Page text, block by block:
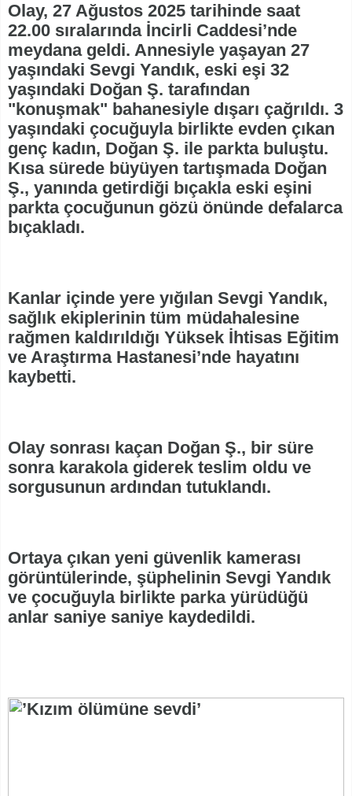
Olay, 27 Ağustos 2025 tarihinde saat
22.00 sıralarında İncirli Caddesi’nde
meydana geldi. Annesiyle yaşayan 27
yaşındaki Sevgi Yandık, eski eşi 32
yaşındaki Doğan Ş. tarafından
"konuşmak" bahanesiyle dışarı çağrıldı. 3
yaşındaki çocuğuyla birlikte evden çıkan
genç kadın, Doğan Ş. ile parkta buluştu.
Kısa sürede büyüyen tartışmada Doğan
Ş., yanında getirdiği bıçakla eski eşini
parkta çocuğunun gözü önünde defalarca
bıçakladı.
Kanlar içinde yere yığılan Sevgi Yandık,
sağlık ekiplerinin tüm müdahalesine
rağmen kaldırıldığı Yüksek İhtisas Eğitim
ve Araştırma Hastanesi’nde hayatını
kaybetti.
Olay sonrası kaçan Doğan Ş., bir süre
sonra karakola giderek teslim oldu ve
sorgusunun ardından tutuklandı.
Ortaya çıkan yeni güvenlik kamerası
görüntülerinde, şüphelinin Sevgi Yandık
ve çocuğuyla birlikte parka yürüdüğü
anlar saniye saniye kaydedildi.